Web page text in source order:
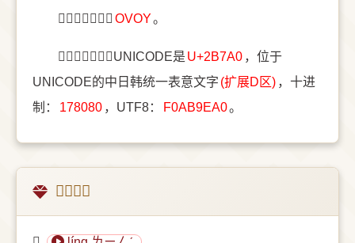
〔𫞠〕字五笔是 OVOY。
〔𫞠〕字统一码UNICODE是 U+2B7A0 ，位于
UNICODE的中日韩统一表意文字 (扩展D区) ，十进
制：
178080 ，UTF8： F0AB9EA0。
𫞠的意思